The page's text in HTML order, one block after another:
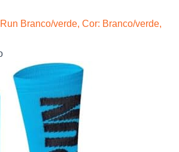
Branco/verde, Cor: Branco/verde,